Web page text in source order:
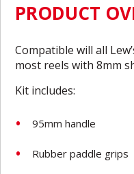
PRODUCT
Compatible will all
most reels with 8mm
Kit includes:
95mm handle
Rubber paddle grips